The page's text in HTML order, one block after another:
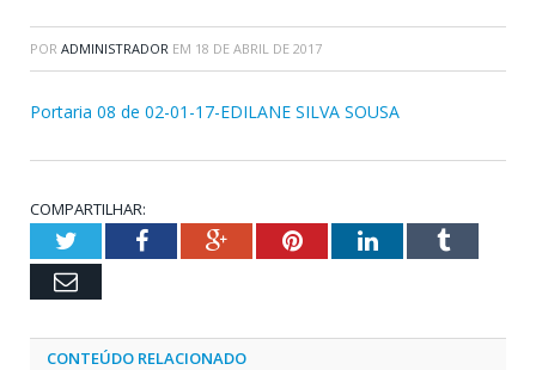
POR ADMINISTRADOR EM 18 DE ABRIL DE 2017
Portaria 08 de 02-01-17-EDILANE SILVA SOUSA
COMPARTILHAR:
TwitterFacebookGoogle+PinterestLinkedInTumblr
Email
CONTEÚDO RELACIONADO